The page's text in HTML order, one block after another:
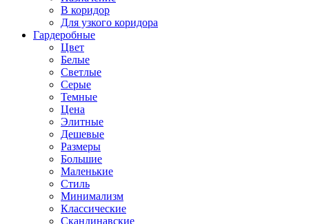
В коридор
Для узкого коридора
Гардеробные
Цвет
Белые
Светлые
Серые
Темные
Цена
Элитные
Дешевые
Размеры
Большие
Маленькие
Стиль
Минимализм
Классические
Скандинавские